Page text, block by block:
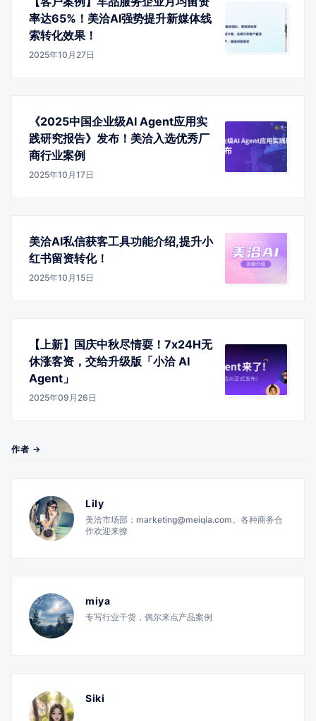
率达65%！美洽AI强势提升新媒体线
索转化效果！
2025年10月27日
《2025中国企业级AI Agent应用实
践研究报告》发布！美洽入选优秀厂
商行业案例
2025年10月17日
美洽AI私信获客工具功能介绍,提升小
红书留资转化！
2025年10月15日
【上新】国庆中秋尽情耍！7x24H无
休涨客资，交给升级版「小洽 AI
Agent」
2025年09月26日
作者 →
Lily
美洽市场部：marketing@meiqia.com。各种商务合
作欢迎来撩
miya
专写行业干货，偶尔来点产品案例
Siki